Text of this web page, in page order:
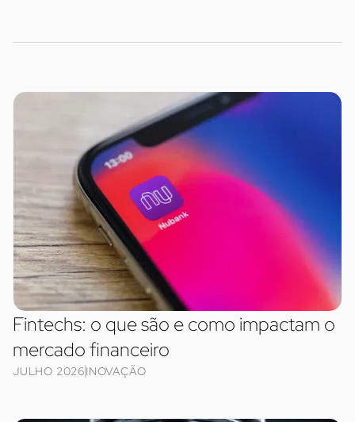
Fintechs: o que são e como impactam o
mercado financeiro
JULHO 2026INOVAÇÃO